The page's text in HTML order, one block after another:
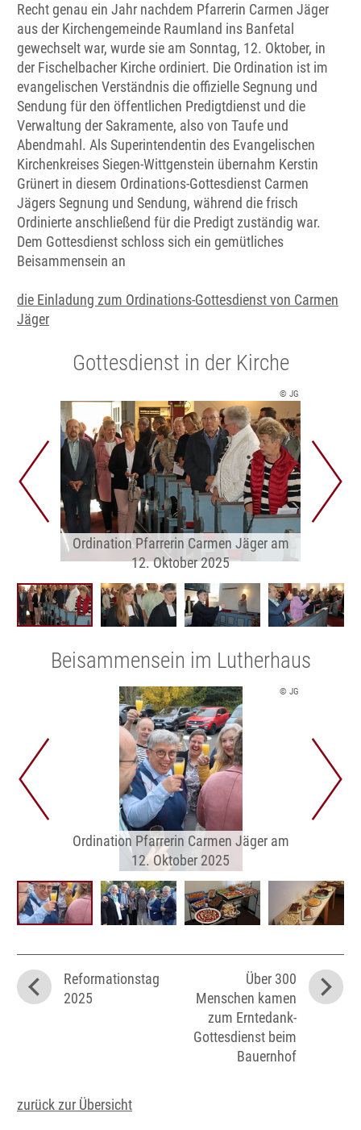
Recht genau ein Jahr nachdem Pfarrerin Carmen Jäger
aus der Kirchengemeinde Raumland ins Banfetal
gewechselt war, wurde sie am Sonntag, 12. Oktober, in
der Fischelbacher Kirche ordiniert. Die Ordination ist im
evangelischen Verständnis die offizielle Segnung und
Sendung für den öffentlichen Predigtdienst und die
Verwaltung der Sakramente, also von Taufe und
Abendmahl. Als Superintendentin des Evangelischen
Kirchenkreises Siegen-Wittgenstein übernahm Kerstin
Grünert in diesem Ordinations-Gottesdienst Carmen
Jägers Segnung und Sendung, während die frisch
Ordinierte anschließend für die Predigt zuständig war.
Dem Gottesdienst schloss sich ein gemütliches
Beisammensein an
die Einladung zum Ordinations-Gottesdienst von Carmen
Jäger
Gottesdienst in der Kirche
Ordination Pfarrerin Carmen Jäger am
12. Oktober 2025
© JG
Beisammensein im Lutherhaus
Ordination Pfarrerin Carmen Jäger am
12. Oktober 2025
© JG
Reformationstag
2025
Über 300
Menschen kamen
zum Erntedank-
Gottesdienst beim
Bauernhof
zurück zur Übersicht